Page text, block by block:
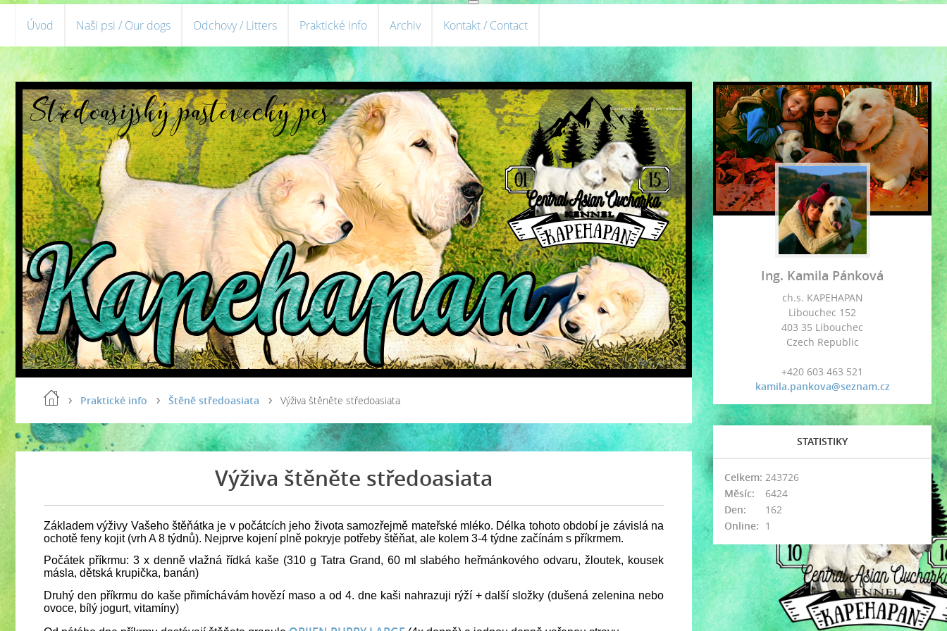
Úvod Naši psi / Our dogs Odchovy / Litters Praktické info Archiv Kontakt / Contact
Středoasijský pastevecký pes - středoasiat
Praktické info Štěně středoasiata Výživa štěněte středoasiata
Výživa štěněte středoasiata
Základem výživy Vašeho štěňátka je v počátcích jeho života samozřejmě mateřské mléko. Délka tohoto období je závislá na
ochotě feny kojit (vrh A 8 týdnů). Nejprve kojení plně pokryje potřeby štěňat, ale kolem 3-4 týdne začínám s příkrmem.
Počátek příkrmu: 3 x denně vlažná řídká kaše (310 g Tatra Grand, 60 ml slabého heřmánkového odvaru, žloutek, kousek
másla, dětská krupička, banán)
Druhý den příkrmu do kaše přimíchávám hovězí maso a od 4. dne kaši nahrazuji rýží + další složky (dušená zelenina nebo
ovoce, bílý jogurt, vitamíny)
Ing. Kamila Pánková
ch.s. KAPEHAPAN
Libouchec 152
403 35 Libouchec
Czech Republic
+420 603 463 521
kamila.pankova@seznam.cz
STATISTIKY
Online: 1
Celkem: 243726
Měsíc:
6424
Den:
162